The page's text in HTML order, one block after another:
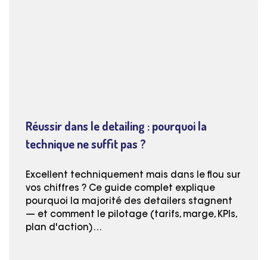
Réussir dans le detailing : pourquoi la
technique ne suffit pas ?
Excellent techniquement mais dans le flou sur
vos chiffres ? Ce guide complet explique
pourquoi la majorité des detailers stagnent
— et comment le pilotage (tarifs, marge, KPIs,
plan d'action)…